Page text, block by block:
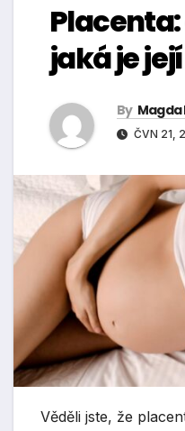
Placenta:
jaká je
By Magda
ČVN 21,
Věděli jste, že